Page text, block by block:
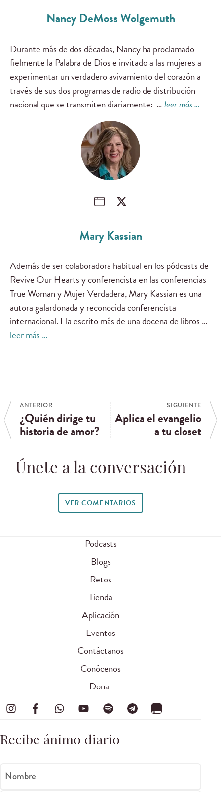
Nancy DeMoss Wolgemuth
Durante más de dos décadas, Nancy ha proclamado
fielmente la Palabra de Dios e invitado a las mujeres a
experimentar un verdadero avivamiento del corazón a
través de sus dos programas de radio de distribución
nacional que se transmiten diariamente: …leer más …
Mary Kassian
Además de ser colaboradora habitual en los pódcasts de
Revive Our Hearts y conferencista en las conferencias
True Woman y Mujer Verdadera, Mary Kassian es una
autora galardonada y reconocida conferencista
internacional. Ha escrito más de una docena de libros …
leer más …
ANTERIOR
¿Quién dirige tu
historia de amor?
SIGUIENTE
Aplica el evangelio
a tu closet
Únete a la conversación
VER COMENTARIOS
Podcasts
Blogs
Retos
Tienda
Aplicación
Eventos
Contáctanos
Conócenos
Donar
Recibe ánimo diario
Nombre